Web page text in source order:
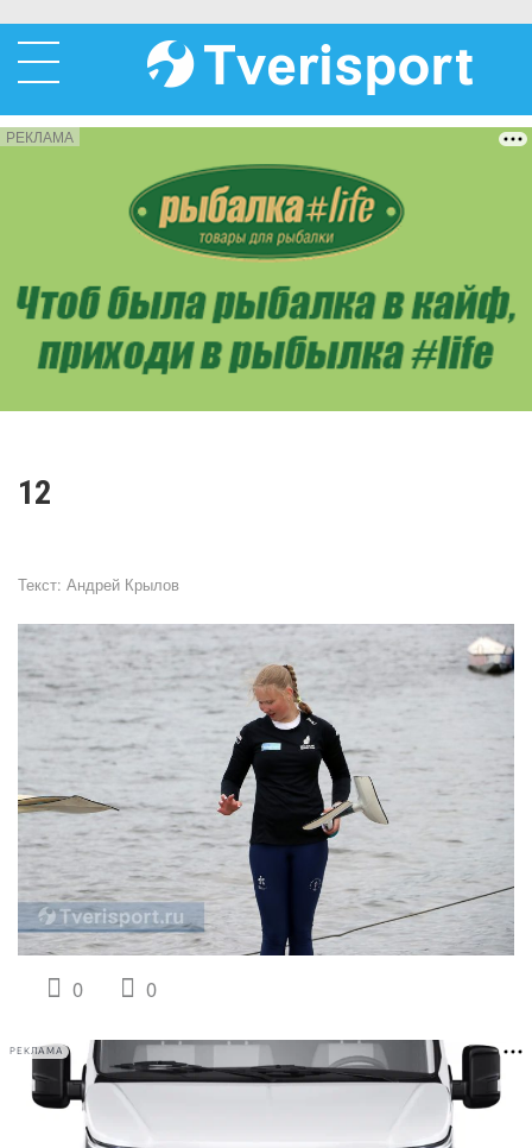
РЕКЛАМА
12
Текст: Андрей Крылов
0 0
РЕКЛАМА